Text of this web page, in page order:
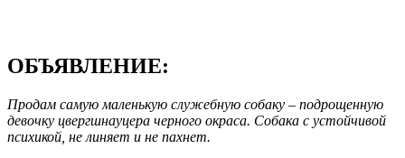
ОБЪЯВЛЕНИЕ:
Продам самую маленькую служебную собаку – подрощенную
девочку цвергшнауцера черного окраса. Собака с устойчивой
психикой, не линяет и не пахнет.